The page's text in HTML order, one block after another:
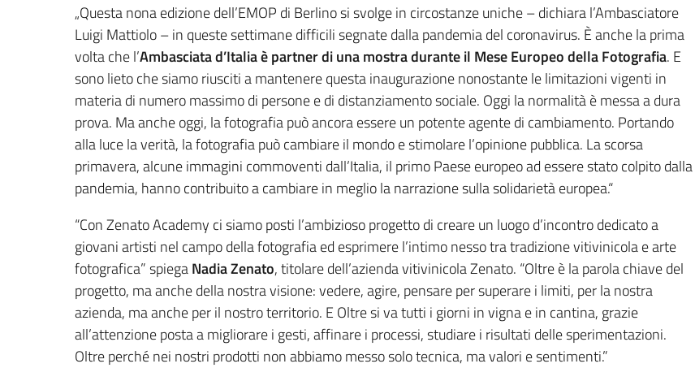
„Questa nona edizione dell’EMOP di Berlino si svolge in circostanze uniche – dichiara l’Ambasciatore
Luigi Mattiolo – in queste settimane difficili segnate dalla pandemia del coronavirus. È anche la prima
volta che l’Ambasciata d’Italia è partner di una mostra durante il Mese Europeo della Fotografia. E
sono lieto che siamo riusciti a mantenere questa inaugurazione nonostante le limitazioni vigenti in
materia di numero massimo di persone e di distanziamento sociale. Oggi la normalità è messa a dura
prova. Ma anche oggi, la fotografia può ancora essere un potente agente di cambiamento. Portando
alla luce la verità, la fotografia può cambiare il mondo e stimolare l’opinione pubblica. La scorsa
primavera, alcune immagini commoventi dall’Italia, il primo Paese europeo ad essere stato colpito dalla
pandemia, hanno contribuito a cambiare in meglio la narrazione sulla solidarietà europea.“
“Con Zenato Academy ci siamo posti l’ambizioso progetto di creare un luogo d’incontro dedicato a
giovani artisti nel campo della fotografia ed esprimere l’intimo nesso tra tradizione vitivinicola e arte
fotografica” spiegaNadia Zenato, titolare dell’azienda vitivinicola Zenato. “Oltre è la parola chiave del
progetto, ma anche della nostra visione: vedere, agire, pensare per superare i limiti, per la nostra
azienda, ma anche per il nostro territorio. E Oltre si va tutti i giorni in vigna e in cantina, grazie
all’attenzione posta a migliorare i gesti, affinare i processi, studiare i risultati delle sperimentazioni.
Oltre perché nei nostri prodotti non abbiamo messo solo tecnica, ma valori e sentimenti.”